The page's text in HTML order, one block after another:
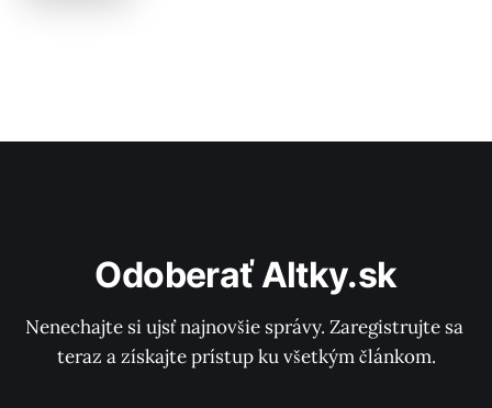
Odoberať Altky.sk
Nenechajte si ujsť najnovšie správy. Zaregistrujte sa
teraz a získajte prístup ku všetkým článkom.